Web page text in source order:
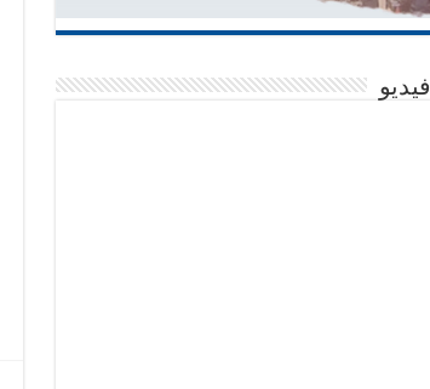
فيديو